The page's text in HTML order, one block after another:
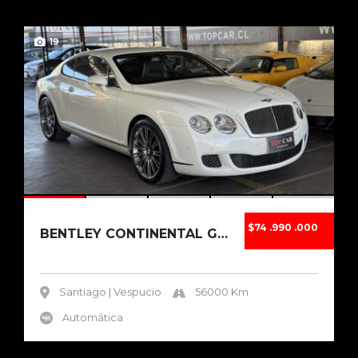
19
$74 .990 .000
BENTLEY CONTINENTAL GT SPEED 2012
Santiago | Vespucio
56000 Km
Automática